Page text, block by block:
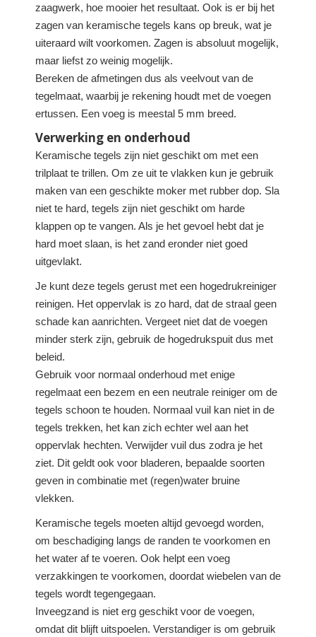
zaagwerk, hoe mooier het resultaat. Ook is er bij het
zagen van keramische tegels kans op breuk, wat je
uiteraard wilt voorkomen. Zagen is absoluut mogelijk,
maar liefst zo weinig mogelijk.
Bereken de afmetingen dus als veelvout van de
tegelmaat, waarbij je rekening houdt met de voegen
ertussen. Een voeg is meestal 5 mm breed.
Verwerking en onderhoud
Keramische tegels zijn niet geschikt om met een
trilplaat te trillen. Om ze uit te vlakken kun je gebruik
maken van een geschikte moker met rubber dop. Sla
niet te hard, tegels zijn niet geschikt om harde
klappen op te vangen. Als je het gevoel hebt dat je
hard moet slaan, is het zand eronder niet goed
uitgevlakt.
Je kunt deze tegels gerust met een hogedrukreiniger
reinigen. Het oppervlak is zo hard, dat de straal geen
schade kan aanrichten. Vergeet niet dat de voegen
minder sterk zijn, gebruik de hogedrukspuit dus met
beleid.
Gebruik voor normaal onderhoud met enige
regelmaat een bezem en een neutrale reiniger om de
tegels schoon te houden. Normaal vuil kan niet in de
tegels trekken, het kan zich echter wel aan het
oppervlak hechten. Verwijder vuil dus zodra je het
ziet. Dit geldt ook voor bladeren, bepaalde soorten
geven in combinatie met (regen)water bruine
vlekken.
Keramische tegels moeten altijd gevoegd worden,
om beschadiging langs de randen te voorkomen en
het water af te voeren. Ook helpt een voeg
verzakkingen te voorkomen, doordat wiebelen van de
tegels wordt tegengegaan.
Inveegzand is niet erg geschikt voor de voegen,
omdat dit blijft uitspoelen. Verstandiger is om gebruik